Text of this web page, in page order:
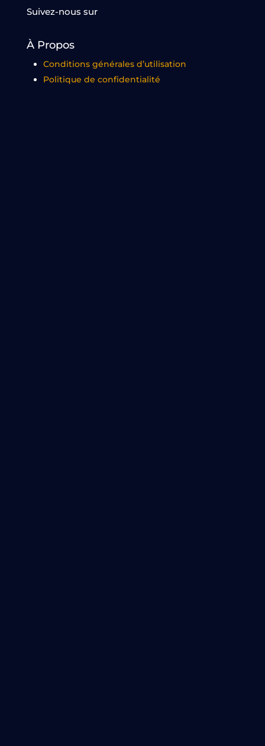
Suivez-nous sur
À Propos
Conditions générales d’utilisation
Politique de confidentialité